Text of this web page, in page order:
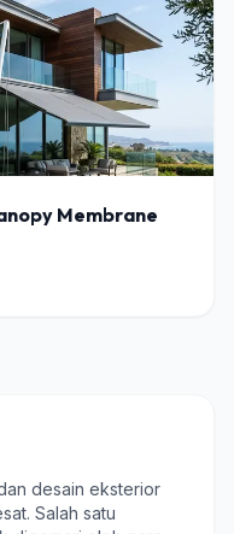
Membrane
desain eksterior
Salah satu